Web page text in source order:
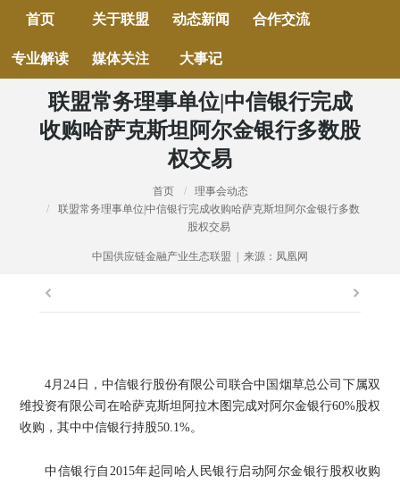
首页 关于联盟 动态新闻 合作交流
专业解读 媒体关注 大事记
联盟常务理事单位|中信银行完成
收购哈萨克斯坦阿尔金银行多数股
权交易
首页
理事会动态
联盟常务理事单位|中信银行完成收购哈萨克斯坦阿尔金银行多数
股权交易
中国供应链金融产业生态联盟 | 来源：凤凰网
4月24日，中信银行股份有限公司联合中国烟草总公司下属双
维投资有限公司在哈萨克斯坦阿拉木图完成对阿尔金银行60%股权
收购，其中中信银行持股50.1%。
中信银行自2015年起同哈人民银行启动阿尔金银行股权收购